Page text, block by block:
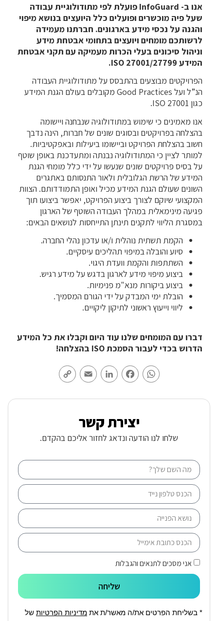
אנו ב- InfoGuard פועלת לפי מתודולוגיית עבודה
שעל פיה מוכשרים ופועלים כלל היועצים בנושא מיפוי
והגנה על נכסי מידע בארגונים. חברתנו מעמידה
לרשותכם מומחים ויועצים בתחומי אבטחת מידע
וניהול סיכונים בעלי הכרות מעמיקה עם תקני אבטחת
המידע ISO 27001/27799.
הפרויקטים מבוצעים בהתבסס על מתודולוגיית העבודה
הנ”ל ועל Good Practices מקובלים בעולם הגנת המידע
כגון ISO 27001.
אנו מאמינים כי שימוש במתודולוגיה שנבחנה ויישומה
בהצלחה בפרויקטים ובסוגים שונים של חברות, הינה נדבך
חשוב בהצלחת הפרויקט וביישומו ביעילות ובאפקטיביות.
למותר לציין כי המתודולוגיה נבנתה ומתעדכנת באופן שוטף
על בסיס פרויקטים שונים שנעשו על ידי כלל מומחי הגנת
המידע של הרשת הגלובלית ולאור התנסותם באתגרים
השונים שעולם הגנת המידע מכיל ואופן התמודדותם. הצוות
המקצועי שיוקם לצורך ביצוע הפרויקט, יאפשר ביצועו תוך
פגיעה מינימאלית במהלך העבודה השוטף של הארגון
במסגרת הליווי לתקנים תינתן התייחסות לנושאים הבאים:
הקמת תשתית נוהלית ו/או עדכון נהלי החברה.
סיוע והובלה במיפוי תהליכים עיסקיים.
השתתפות והקמת וועדת היגוי.
ביצוע מיפוי מידע לארגון בדגש על מידע רגיש.
ביצוע ביקורות מנא"מ פנימיות.
הובלת ימי המבדק על ידי הגורם המסמיך.
ליווי וייעוץ ראשוני לתיקון ליקויים.
דברו עם המומחים שלנו עוד היום וקבלו את כל המידע
הדרוש בכדי לעבור הסמכת ISO בהצלחה!
WhatsApp
Facebook
LinkedIn
Email
יצירת קשר
שלחו לנו הודעה ונדאג לחזור אליכם בהקדם.
אני מסכים לתנאים והגבלות
שליחה
* בשליחת הפרטים את/ה מאשר/ת את מדיניות הפרטיות של